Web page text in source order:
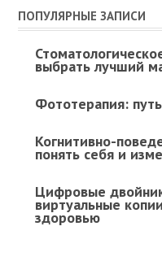
ПОПУЛЯРНЫЕ ЗАПИСИ
выбрать лучший
Фототерапия:
Когнитивно-
понять себя и
Цифровые
виртуальные
здоровью